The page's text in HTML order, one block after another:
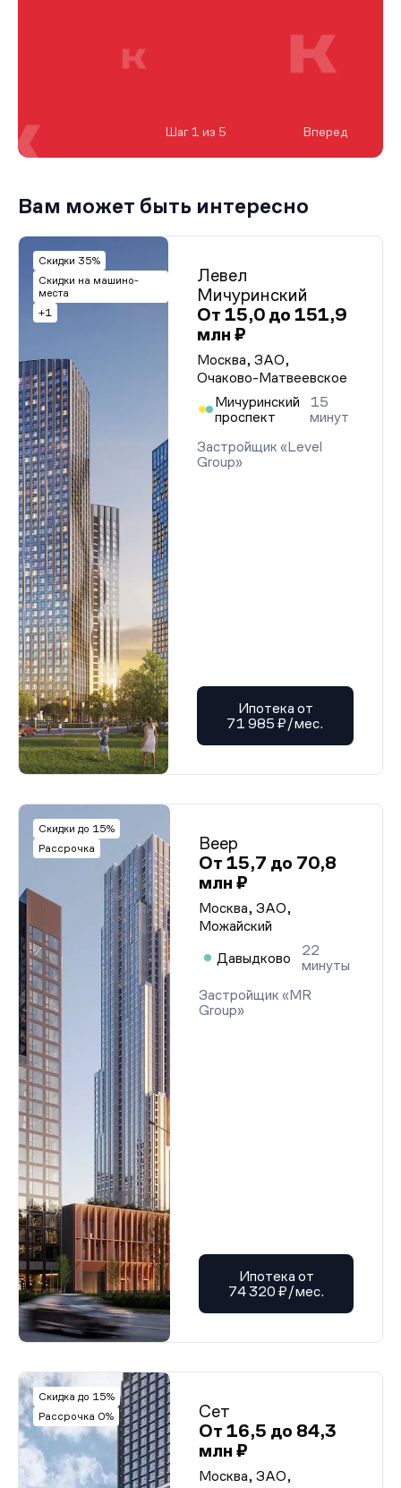
Шаг 1 из 5 Вперед
Вам может быть интересно
Скидки 35%
Скидки на машино-
места
+1
Левел
Мичуринский
От 15,0 до 151,9
млн ₽
Москва, ЗАО,
Очаково-Матвеевское
Мичуринский
проспект
15
минут
Застройщик «Level
Group»
Ипотека от
71 985 ₽/мес.
Скидки до 15%
Рассрочка
Веер
От 15,7 до 70,8
млн ₽
Москва, ЗАО,
Можайский
Давыдково
22
минуты
Застройщик «MR
Group»
Ипотека от
74 320 ₽/мес.
Скидка до 15%
Рассрочка 0%
Сет
От 16,5 до 84,3
млн ₽
Москва, ЗАО,